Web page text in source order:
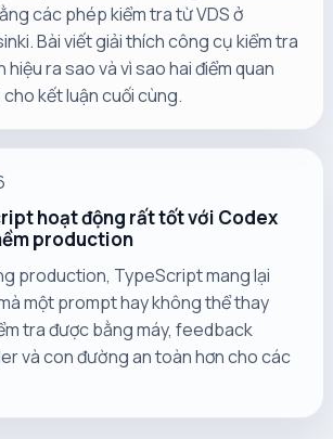
các phép kiểm tra từ VDS ở
Bài viết giải thích công cụ kiểm tra
hiệu ra sao và vì sao hai điểm quan
kết luận cuối cùng.
hoạt động rất tốt với Codex
production
production, TypeScript mang lại
một prompt hay không thể thay
tra được bằng máy, feedback
và con đường an toàn hơn cho các